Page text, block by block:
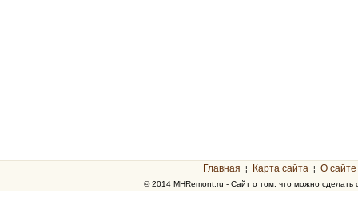
Главная ¦ Карта сайта ¦ О сайте
© 2014 MHRemont.ru - Сайт о том, что можно сделать